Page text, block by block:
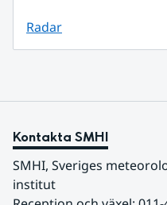
Radar
Kontakta SMHI
SMHI, Sveriges
institut